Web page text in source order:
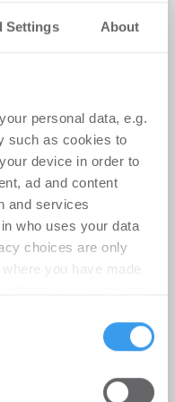
Settings About
personal data, e.g.
such as cookies to
device in order to
ad and content
and services
who uses your data
choices are only
you have made
data is processed
Ihren
neusten ...
operativer
dämpfen die